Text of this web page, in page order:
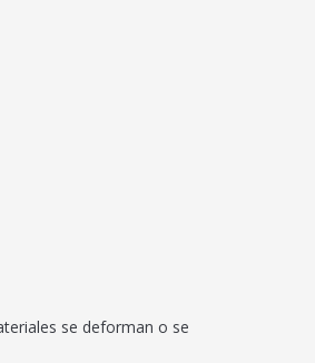
se deforman o se